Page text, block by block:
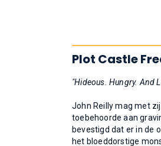
Plot Castle
"Hideous. Hungry. And
John Reilly mag met
toebehoorde aan
bevestigd dat er in de
het bloeddorstige